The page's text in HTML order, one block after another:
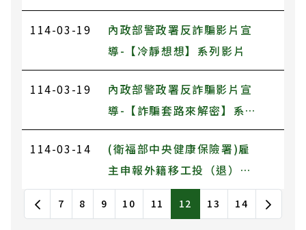
最新消息列表，包含標題和發布日期
品質評鑑補評仲介機構評鑑
成績
114-03-19
內政部警政署反詐騙影片宣
導-【冷靜想想】系列影片
114-03-19
內政部警政署反詐騙影片宣
導-【詐騙套路來解密】系列
影片
114-03-14
(衛福部中央健康保險署)雇
主申報外籍移工投（退）保
健保 Q&A
7 8 9 10 11 12 13 14